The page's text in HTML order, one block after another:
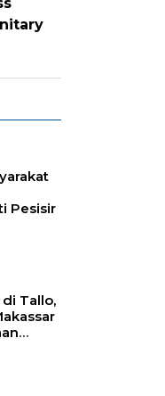
Pesisir
di Tallo,